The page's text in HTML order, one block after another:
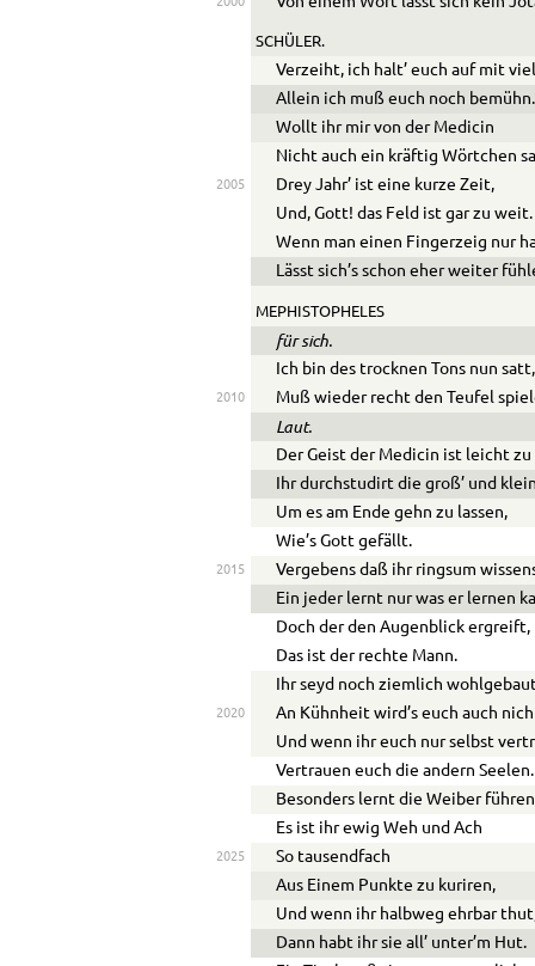
SCHÜLER.
Verzeiht, ich halt’ euch auf mit
Allein ich muß euch noch bemühn.
Wollt ihr mir von der Medicin
Nicht auch ein kräftig Wörtchen
2005
Drey Jahr’ ist eine kurze Zeit,
Und, Gott! das Feld ist gar zu weit.
Wenn man einen Fingerzeig nur
Lässt sich’s schon eher weiter
MEPHISTOPHELES
für sich.
Ich bin des trocknen Tons nun satt,
2010 Muß wieder recht den Teufel
Laut.
Der Geist der Medicin ist leicht zu
Ihr durchstudirt die groß’ und
Um es am Ende gehn zu lassen,
Wie’s Gott gefällt.
2015
Vergebens daß ihr ringsum
Ein jeder lernt nur was er lernen
Doch der den Augenblick ergreift,
Das ist der rechte Mann.
Ihr seyd noch ziemlich
2020
An Kühnheit wird’s euch auch
Und wenn ihr euch nur selbst
Vertrauen euch die andern Seelen.
Besonders lernt die Weiber
Es ist ihr ewig Weh und Ach
2025
So tausendfach
Aus Einem Punkte zu kuriren,
Und wenn ihr halbweg ehrbar
Dann habt ihr sie all’ unter’m Hut.